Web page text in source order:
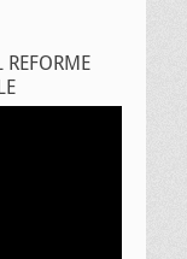
REFORME